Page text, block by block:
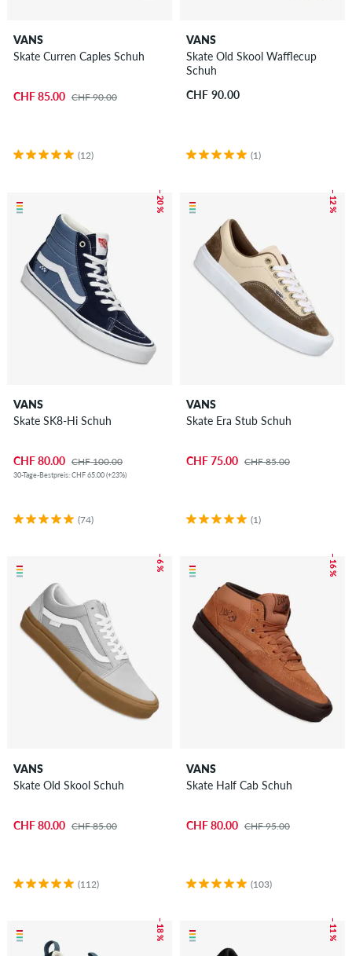
VANS
Skate Curren Caples Schuh
CHF 85.00 CHF 90.00
(12)
VANS
Skate Old Skool Wafflecup
Schuh
CHF 90.00
(1)
– 20 %
VANS
Skate SK8-Hi Schuh
CHF 80.00 CHF 100.00
30-Tage-Bestpreis: CHF 65.00 (+23%)
(74)
– 12 %
VANS
Skate Era Stub Schuh
CHF 75.00 CHF 85.00
(1)
– 6 %
VANS
Skate Old Skool Schuh
CHF 80.00 CHF 85.00
(112)
– 16 %
VANS
Skate Half Cab Schuh
CHF 80.00 CHF 95.00
(103)
– 18 % – 11 %